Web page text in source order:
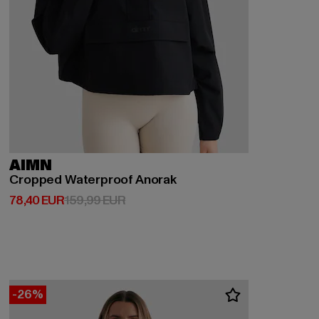
AIMN
Cropped Waterproof Anorak
78,40 EUR
Derzeitiger Preis: 78,40 EUR
159,99 EURAktionspreis: 159,99 EUR
-26%